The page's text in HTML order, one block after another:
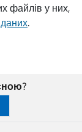
файлів у них,
.